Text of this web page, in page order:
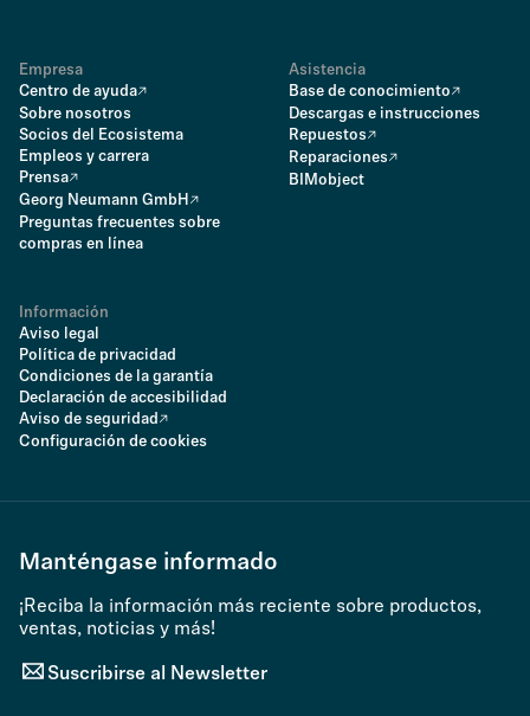
Empresa
Centro de ayuda
Sobre nosotros
Socios del Ecosistema
Empleos y carrera
Prensa
Georg Neumann GmbH
Preguntas frecuentes sobre
compras en línea
Asistencia
Base de conocimiento
Descargas e instrucciones
Repuestos
Reparaciones
BIMobject
Información
Aviso legal
Política de privacidad
Condiciones de la garantía
Declaración de accesibilidad
Aviso de seguridad
Configuración de cookies
Manténgase informado
¡Reciba la información más reciente sobre productos,
ventas, noticias y más!
Suscribirse al Newsletter